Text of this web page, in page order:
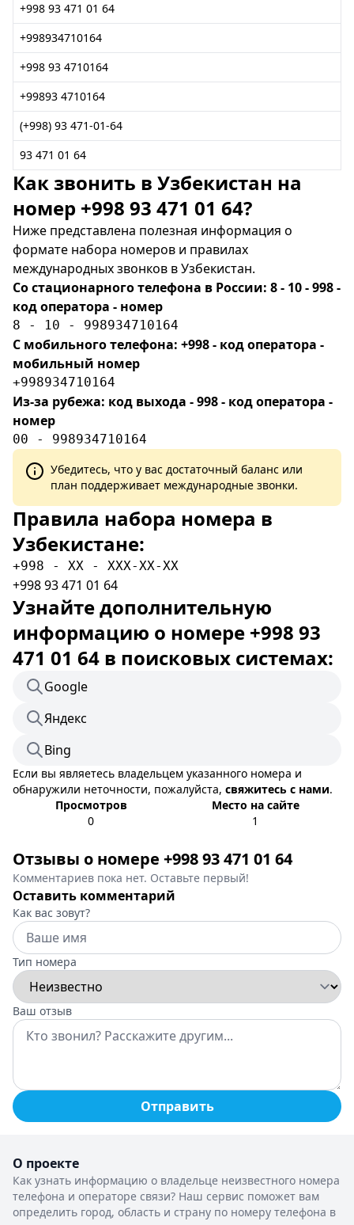
+998 93 471 01 64
+998934710164
+998 93 4710164
+99893 4710164
(+998) 93 471-01-64
93 471 01 64
Как звонить в Узбекистан на
номер +998 93 471 01 64?
Ниже представлена полезная информация о
формате набора номеров и правилах
международных звонков в Узбекистан.
Со стационарного телефона в России: 8 - 10 - 998 -
код оператора - номер
8 - 10 - 998934710164
С мобильного телефона: +998 - код оператора -
мобильный номер
+998934710164
Из-за рубежа: код выхода - 998 - код оператора -
номер
00 - 998934710164
Убедитесь, что у вас достаточный баланс или
план поддерживает международные звонки.
Правила набора номера в
Узбекистане:
+998 - XX - XXX-XX-XX
+998 93 471 01 64
Узнайте дополнительную
информацию о номере +998 93
471 01 64 в поисковых системах:
Google
Яндекс
Bing
Если вы являетесь владельцем указанного номера и
обнаружили неточности, пожалуйста, свяжитесь с нами.
Просмотров
0
Место на сайте
1
Отзывы о номере +998 93 471 01 64
Комментариев пока нет. Оставьте первый!
Оставить комментарий
Как вас зовут?
Тип номера
Ваш отзыв
Отправить
О проекте
Как узнать информацию о владельце неизвестного номера
телефона и операторе связи? Наш сервис поможет вам
определить город, область и страну по номеру телефона в